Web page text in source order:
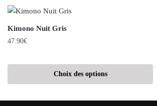
Kimono Nuit Gris
47.90€
Choix des options